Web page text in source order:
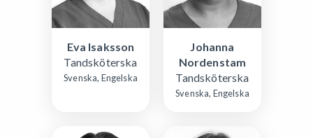
Eva Isaksson
Tandsköterska
Svenska, Engelska
Johanna
Nordenstam
Tandsköterska
Svenska, Engelska